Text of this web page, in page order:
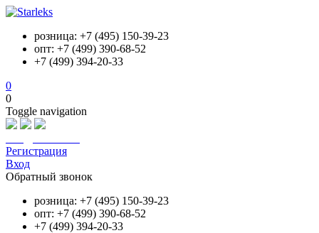
розница: +7 (495) 150-39-23
опт: +7 (499) 390-68-52
+7 (499) 394-20-33
0
0
Toggle navigation
Регистрация
Вход
Обратный звонок
розница: +7 (495) 150-39-23
опт: +7 (499) 390-68-52
+7 (499) 394-20-33